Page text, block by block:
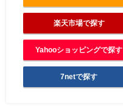
楽天市場で探す
Yahooショッピングで探す
7netで探す